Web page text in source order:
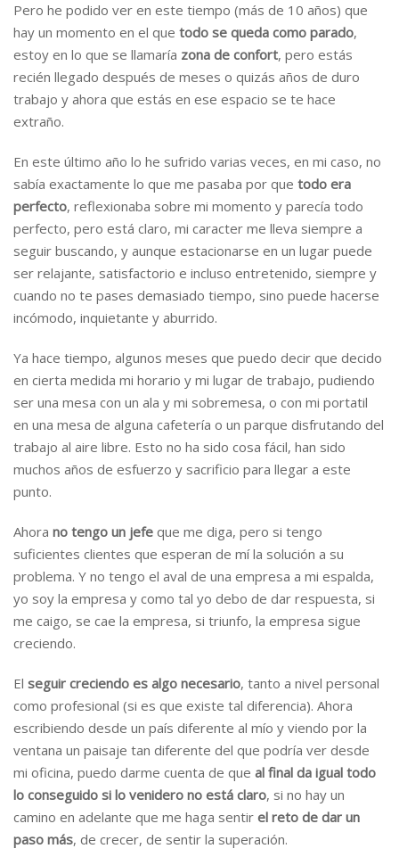
Pero he podido ver en este tiempo (más de 10 años) que
hay un momento en el que todo se queda como parado,
estoy en lo que se llamaría zona de confort, pero estás
recién llegado después de meses o quizás años de duro
trabajo y ahora que estás en ese espacio se te hace
extraño.
En este último año lo he sufrido varias veces, en mi caso, no
sabía exactamente lo que me pasaba por que todo era
perfecto, reflexionaba sobre mi momento y parecía todo
perfecto, pero está claro, mi caracter me lleva siempre a
seguir buscando, y aunque estacionarse en un lugar puede
ser relajante, satisfactorio e incluso entretenido, siempre y
cuando no te pases demasiado tiempo, sino puede hacerse
incómodo, inquietante y aburrido.
Ya hace tiempo, algunos meses que puedo decir que decido
en cierta medida mi horario y mi lugar de trabajo, pudiendo
ser una mesa con un ala y mi sobremesa, o con mi portatil
en una mesa de alguna cafetería o un parque disfrutando del
trabajo al aire libre. Esto no ha sido cosa fácil, han sido
muchos años de esfuerzo y sacrificio para llegar a este
punto.
Ahora no tengo un jefe que me diga, pero si tengo
suficientes clientes que esperan de mí la solución a su
problema. Y no tengo el aval de una empresa a mi espalda,
yo soy la empresa y como tal yo debo de dar respuesta, si
me caigo, se cae la empresa, si triunfo, la empresa sigue
creciendo.
El seguir creciendo es algo necesario, tanto a nivel personal
como profesional (si es que existe tal diferencia). Ahora
escribiendo desde un país diferente al mío y viendo por la
ventana un paisaje tan diferente del que podría ver desde
mi oficina, puedo darme cuenta de que al final da igual todo
lo conseguido si lo venidero no está claro, si no hay un
camino en adelante que me haga sentir el reto de dar un
paso más, de crecer, de sentir la superación.